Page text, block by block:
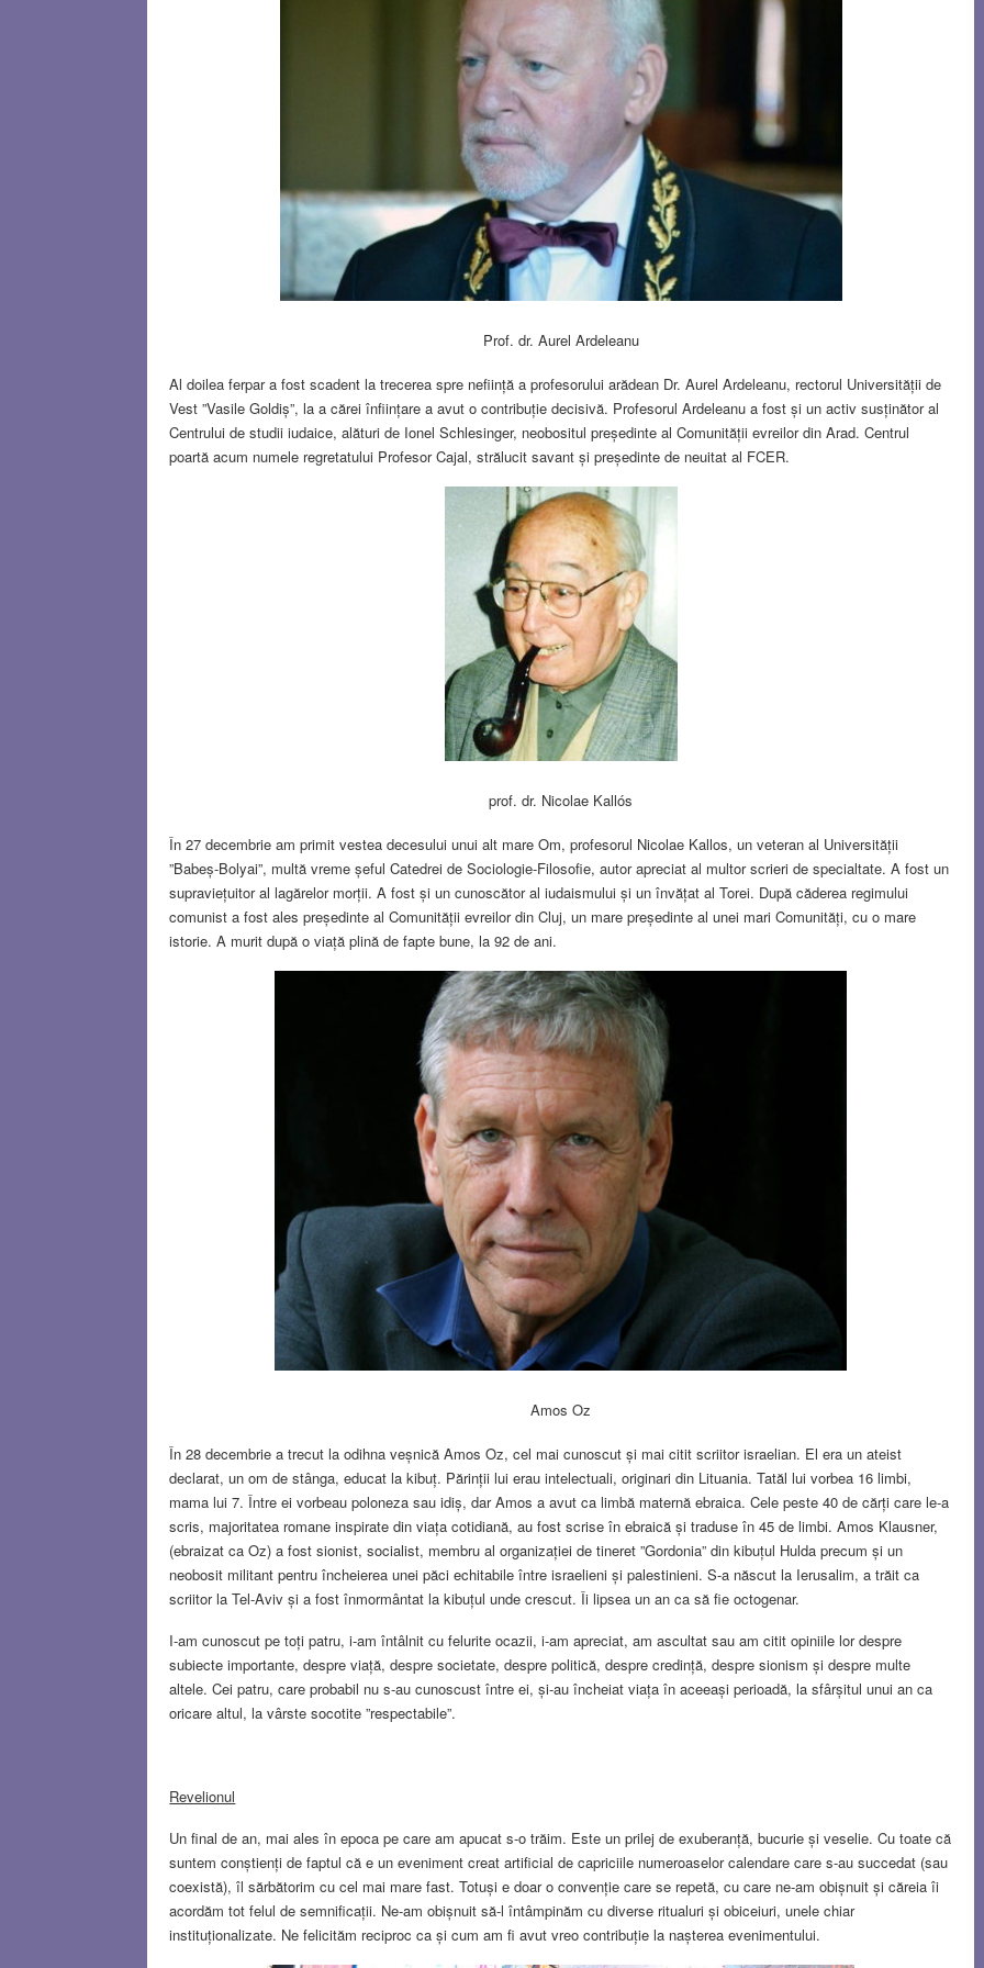
Prof. dr. Aurel Ardeleanu
Al doilea ferpar a fost scadent la trecerea spre neființă a profesorului arădean Dr. Aurel Ardeleanu, rectorul Universității de
Vest ”Vasile Goldiș”, la a cărei înființare a avut o contribuție decisivă. Profesorul Ardeleanu a fost și un activ susținător al
Centrului de studii iudaice, alături de Ionel Schlesinger, neobositul președinte al Comunității evreilor din Arad. Centrul
poartă acum numele regretatului Profesor Cajal, strălucit savant și președinte de neuitat al FCER.
prof. dr. Nicolae Kallós
În 27 decembrie am primit vestea decesului unui alt mare Om, profesorul Nicolae Kallos, un veteran al Universității
”Babeș-Bolyai”, multă vreme șeful Catedrei de Sociologie-Filosofie, autor apreciat al multor scrieri de specialtate. A fost un
supraviețuitor al lagărelor morții. A fost și un cunoscător al iudaismului și un învățat al Torei. După căderea regimului
comunist a fost ales președinte al Comunității evreilor din Cluj, un mare președinte al unei mari Comunități, cu o mare
istorie. A murit după o viață plină de fapte bune, la 92 de ani.
Amos Oz
În 28 decembrie a trecut la odihna veșnică Amos Oz, cel mai cunoscut și mai citit scriitor israelian. El era un ateist
declarat, un om de stânga, educat la kibuț. Părinții lui erau intelectuali, originari din Lituania. Tatăl lui vorbea 16 limbi,
mama lui 7. Între ei vorbeau poloneza sau idiș, dar Amos a avut ca limbă maternă ebraica. Cele peste 40 de cărți care le-a
scris, majoritatea romane inspirate din viața cotidiană, au fost scrise în ebraică și traduse în 45 de limbi. Amos Klausner,
(ebraizat ca Oz) a fost sionist, socialist, membru al organizației de tineret ”Gordonia” din kibuțul Hulda precum și un
neobosit militant pentru încheierea unei păci echitabile între israelieni și palestinieni. S-a născut la Ierusalim, a trăit ca
scriitor la Tel-Aviv și a fost înmormântat la kibuțul unde crescut. Îi lipsea un an ca să fie octogenar.
I-am cunoscut pe toți patru, i-am întâlnit cu felurite ocazii, i-am apreciat, am ascultat sau am citit opiniile lor despre
subiecte importante, despre viață, despre societate, despre politică, despre credință, despre sionism și despre multe
altele. Cei patru, care probabil nu s-au cunoscust între ei, și-au încheiat viața în aceeași perioadă, la sfârșitul unui an ca
oricare altul, la vârste socotite ”respectabile”.
Revelionul
Un final de an, mai ales în epoca pe care am apucat s-o trăim. Este un prilej de exuberanță, bucurie și veselie. Cu toate că
suntem conștienți de faptul că e un eveniment creat artificial de capriciile numeroaselor calendare care s-au succedat (sau
coexistă), îl sărbătorim cu cel mai mare fast. Totuși e doar o convenție care se repetă, cu care ne-am obișnuit și căreia îi
acordăm tot felul de semnificații. Ne-am obișnuit să-l întâmpinăm cu diverse ritualuri și obiceiuri, unele chiar
instituționalizate. Ne felicităm reciproc ca și cum am fi avut vreo contribuție la nașterea evenimentului.